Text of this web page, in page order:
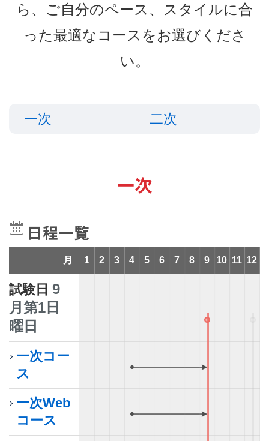
ら、ご自分のペース、スタイルに合
った最適なコースをお選びくださ
い。
一次 二次
一次
日程一覧
月 1 2 3 4 5 6 7 8 9 10 11 12
試験日 9
月第1日
曜日
一次コー
ス
一次Web
コース